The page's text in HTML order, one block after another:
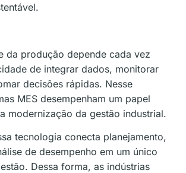
da produção depende cada vez
de integrar dados, monitorar
decisões rápidas. Nesse
MES desempenham um papel
modernização da gestão industrial.
tecnologia conecta planejamento,
de desempenho em um único
Dessa forma, as indústrias